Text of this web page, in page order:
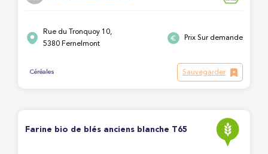
Rue du Tronquoy 10,
5380 Fernelmont
Prix Sur demande
Céréales Sauvegarder
Farine bio de blés anciens blanche T65